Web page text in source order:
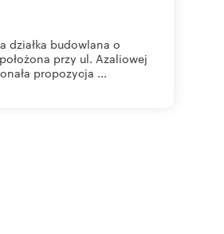
działka budowlana o
przy ul. Azaliowej
propozycja ...